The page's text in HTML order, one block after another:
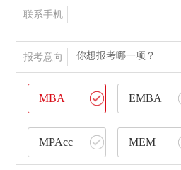
联系手机
报考意向 你想报考哪一项？
MBA EMBA
MPAcc MEM